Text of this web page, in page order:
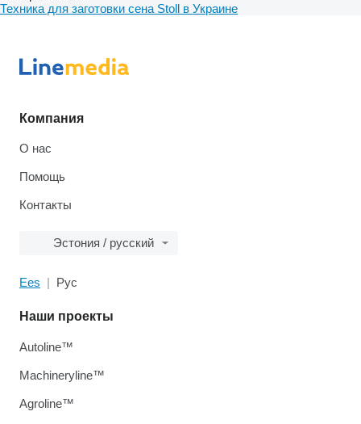
Техника для заготовки сена Stoll в Украине
Компания
О нас
Помощь
Контакты
Эстония / русский
Ees Рус
Наши проекты
Autoline™
Machineryline™
Agroline™